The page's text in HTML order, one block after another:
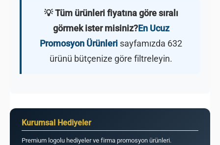
💡 Tüm ürünleri fiyatına göre sıralı
görmek ister misiniz?En Ucuz
Promosyon Ürünleri sayfamızda 632
ürünü bütçenize göre filtreleyin.
Kurumsal Hediyeler
Premium logolu hediyeler ve firma promosyon ürünleri.